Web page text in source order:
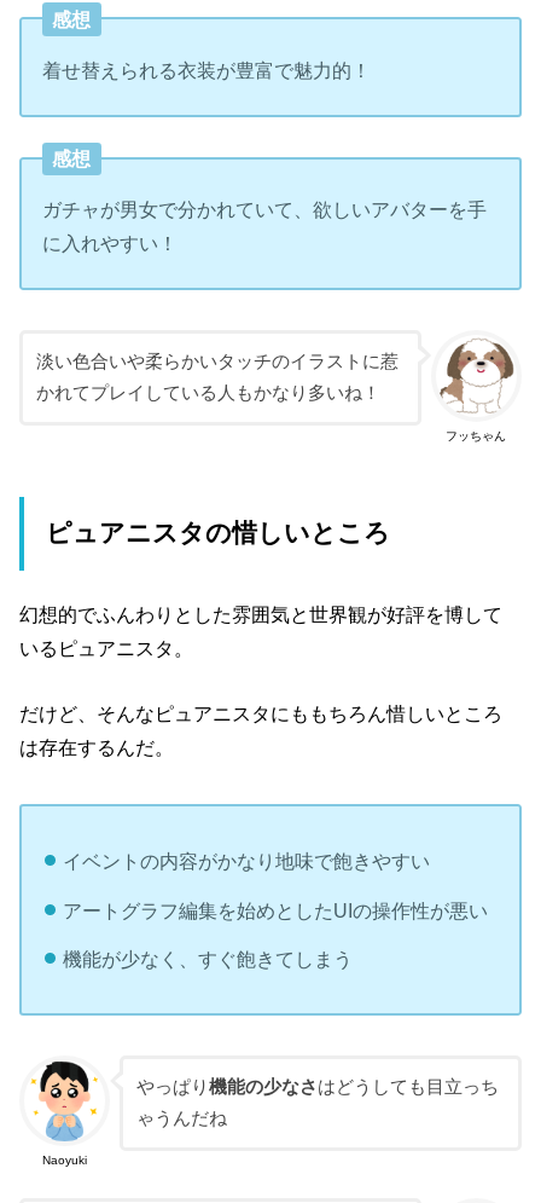
感想
着せ替えられる衣装が豊富で魅力的！
感想
ガチャが男女で分かれていて、欲しいアバターを手
に入れやすい！
フッちゃん
淡い色合いや柔らかいタッチのイラストに惹
かれてプレイしている人もかなり多いね！
ピュアニスタの惜しいところ
幻想的でふんわりとした雰囲気と世界観が好評を博して
いるピュアニスタ。
だけど、そんなピュアニスタにももちろん惜しいところ
は存在するんだ。
イベントの内容がかなり地味で飽きやすい
アートグラフ編集を始めとしたUIの操作性が悪い
機能が少なく、すぐ飽きてしまう
Naoyuki
やっぱり機能の少なさはどうしても目立っち
ゃうんだね